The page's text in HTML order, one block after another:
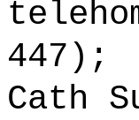
447);
Cath